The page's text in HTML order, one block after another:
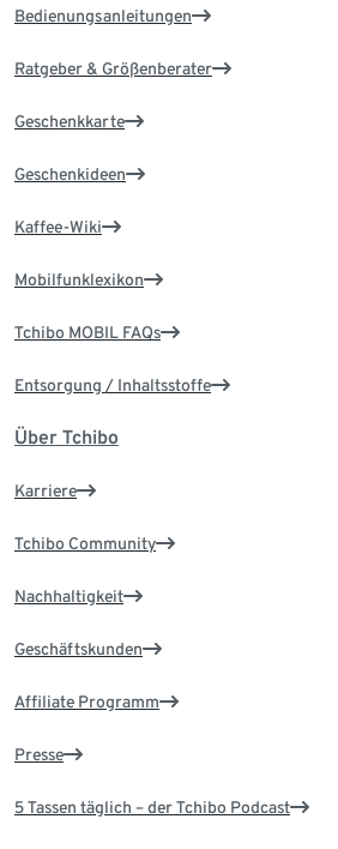
Bedienungsanleitungen
Ratgeber & Größenberater
Geschenkkarte
Geschenkideen
Kaffee-Wiki
Mobilfunklexikon
Tchibo MOBIL FAQs
Entsorgung / Inhaltsstoffe
Über Tchibo
Karriere
Tchibo Community
Nachhaltigkeit
Geschäftskunden
Affiliate Programm
Presse
5 Tassen täglich – der Tchibo Podcast